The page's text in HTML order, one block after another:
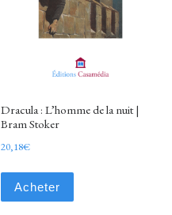
Dracula : L’homme de la nuit |
Bram Stoker
20,18€
Acheter